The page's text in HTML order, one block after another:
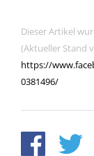
Dieser Artikel
(Aktueller Stand
https://
0381496/